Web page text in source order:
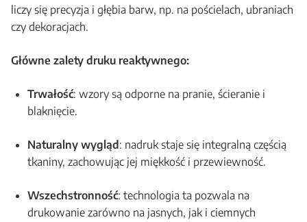
liczy się precyzja i głębia barw, np. na pościelach, ubraniach
czy dekoracjach.
Główne zalety druku reaktywnego:
Trwałość: wzory są odporne na pranie, ścieranie i
blaknięcie.
Naturalny wygląd : nadruk staje się integralną częścią
tkaniny, zachowując jej miękkość i przewiewność.
Wszechstronność: technologia ta pozwala na
drukowanie zarówno na jasnych, jak i ciemnych